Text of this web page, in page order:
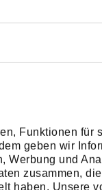
Funktionen für
geben wir
Werbung und
zusammen,
haben. Unsere
6457020 253
Preis auf Anfrage